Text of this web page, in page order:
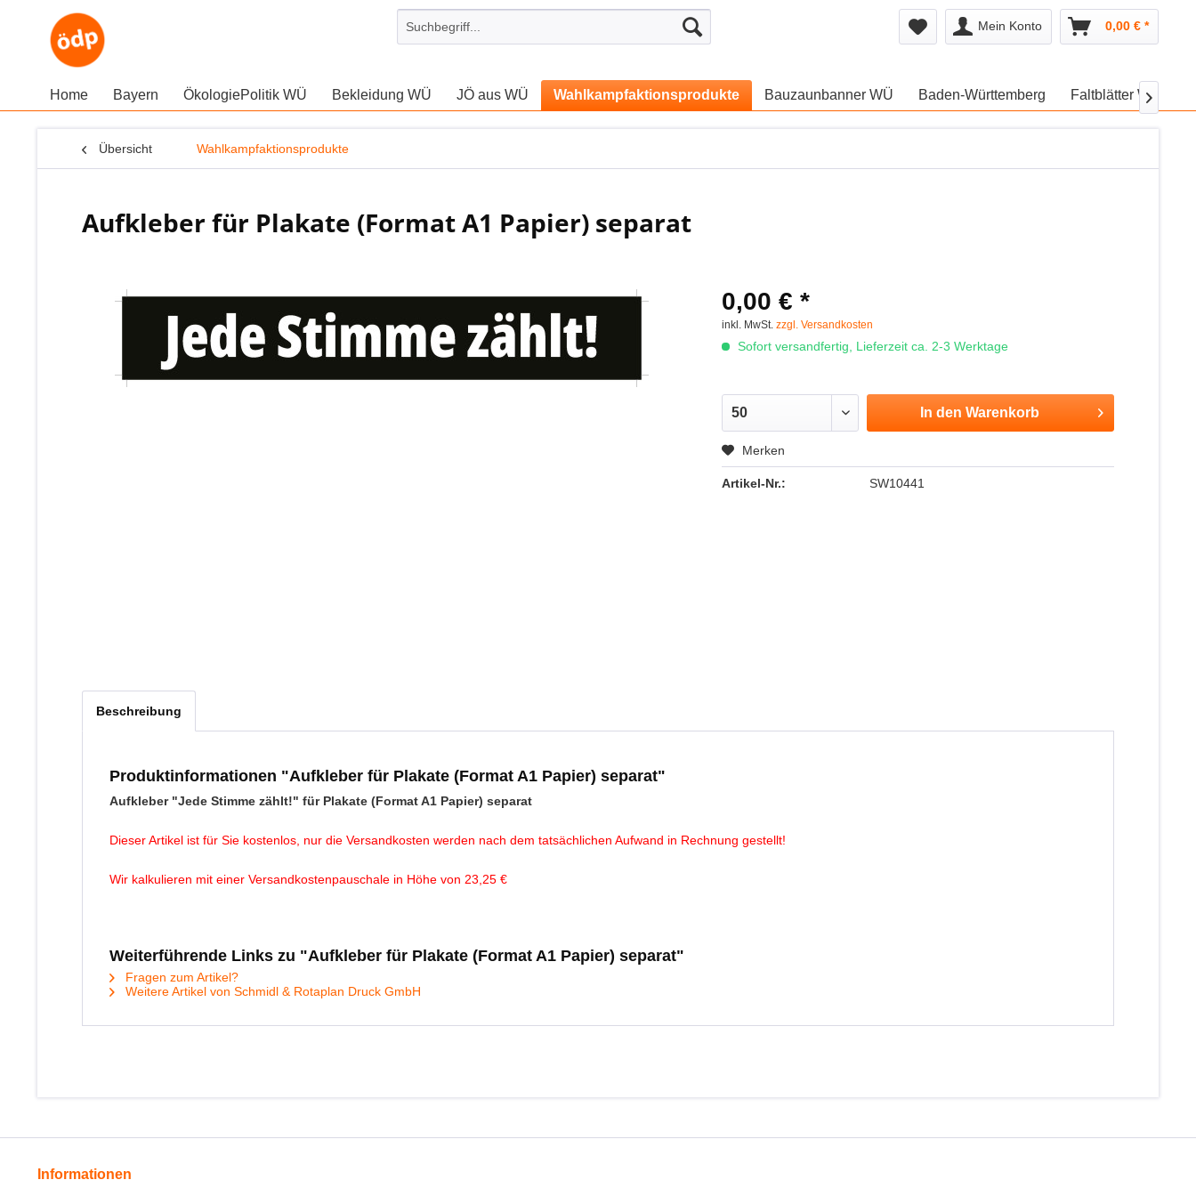
Mein Konto 0,00 € *
Home Bayern ÖkologiePolitik WÜ Bekleidung WÜ JÖ aus WÜ Wahlkampfaktionsprodukte Bauzaunbanner WÜ Baden-Württemberg Faltblätter WÜ

Übersicht Wahlkampfaktionsprodukte
Aufkleber für Plakate (Format A1 Papier) separat
0,00 € *
inkl. MwSt.zzgl. Versandkosten
Sofort versandfertig, Lieferzeit ca. 2-3 Werktage
In den Warenkorb
Merken
Artikel-Nr.: SW10441
Beschreibung
Produktinformationen "Aufkleber für Plakate (Format A1 Papier) separat"
Aufkleber "Jede Stimme zählt!" für Plakate (Format A1 Papier) separat
Dieser Artikel ist für Sie kostenlos, nur die Versandkosten werden nach dem tatsächlichen Aufwand in Rechnung gestellt!
Wir kalkulieren mit einer Versandkostenpauschale in Höhe von 23,25 €
Weiterführende Links zu "Aufkleber für Plakate (Format A1 Papier) separat"
Fragen zum Artikel?
Weitere Artikel von Schmidl & Rotaplan Druck GmbH
Informationen